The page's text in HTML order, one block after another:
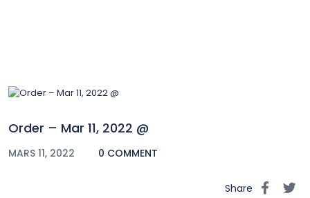
Order – Mar 11, 2022 @
MARS 11, 2022 0 COMMENT
Share